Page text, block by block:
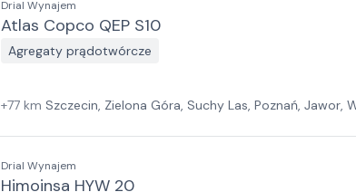
Drial Wynajem
Atlas Copco QEP S10
Agregaty prądotwórcze
+77 km Szczecin, Zielona Góra, Suchy Las, Poznań, Jawor,
Drial Wynajem
Himoinsa HYW 20